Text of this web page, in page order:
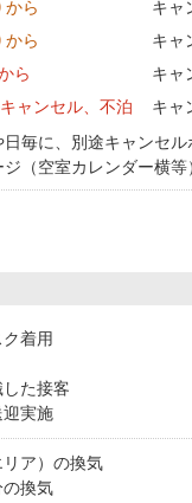
から
キャ
から
キャ
ら
キャ
ャンセル、不泊
キャ
毎に、別途キャンセル
（空室カレンダー横
着用
た接客
迎実施
ア）の換気
の換気